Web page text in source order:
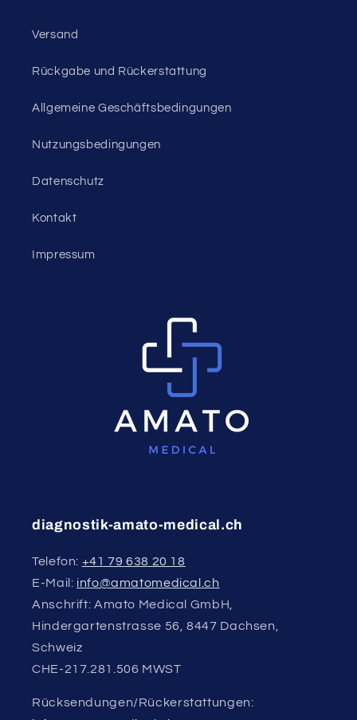
Versand
Rückgabe und Rückerstattung
Allgemeine Geschäftsbedingungen
Nutzungsbedingungen
Datenschutz
Kontakt
Impressum
diagnostik-amato-medical.ch
Telefon: +41 79 638 20 18
E-Mail: info@amatomedical.ch
Anschrift: Amato Medical GmbH,
Hindergartenstrasse 56, 8447 Dachsen,
Schweiz
CHE-217.281.506 MWST
Rücksendungen/Rückerstattungen: